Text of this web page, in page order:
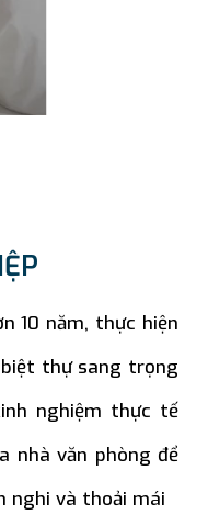
10 năm, thực hiện
thự sang trọng
nghiệm thực tế
nhà văn phòng để
nghi và thoải mái